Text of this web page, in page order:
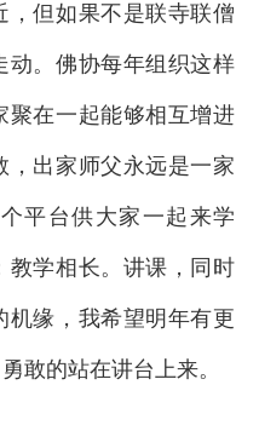
，但如果不是联寺联僧
动。佛协每年组织这样
聚在一起能够相互增进
，出家师父永远是一家
平台供大家一起来学
教学相长。讲课，同时
机缘，我希望明年有更
敢的站在讲台上来。